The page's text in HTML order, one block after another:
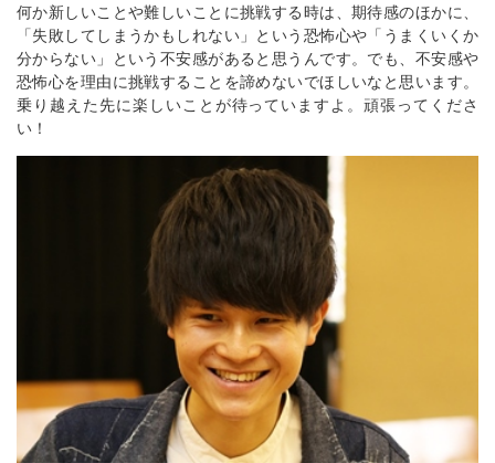
何か新しいことや難しいことに挑戦する時は、期待感のほかに、
「失敗してしまうかもしれない」という恐怖心や「うまくいくか
分からない」という不安感があると思うんです。でも、不安感や
恐怖心を理由に挑戦することを諦めないでほしいなと思います。
乗り越えた先に楽しいことが待っていますよ。頑張ってくださ
い！